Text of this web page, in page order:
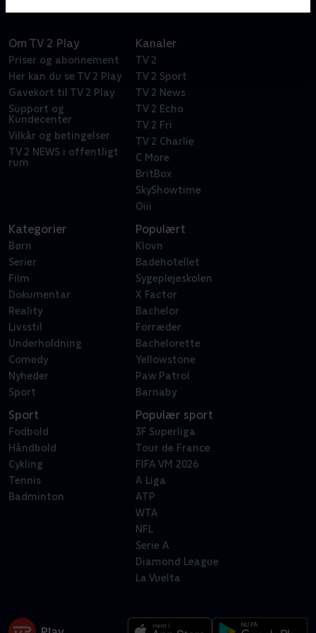
Om TV 2 Play
Priser og abonnement
Her kan du se TV 2 Play
Gavekort til TV 2 Play
Support og
Kundecenter
Vilkår og betingelser
TV 2 NEWS i offentligt
rum
Kanaler
TV 2
TV 2 Sport
TV 2 News
TV 2 Echo
TV 2 Fri
TV 2 Charlie
C More
BritBox
SkyShowtime
Oiii
Kategorier
Børn
Serier
Film
Dokumentar
Reality
Livsstil
Underholdning
Comedy
Nyheder
Sport
Populært
Klovn
Badehotellet
Sygeplejeskolen
X Factor
Bachelor
Forræder
Bachelorette
Yellowstone
Paw Patrol
Barnaby
Sport
Fodbold
Håndbold
Cykling
Tennis
Badminton
Populær sport
3F Superliga
Tour de France
FIFA VM 2026
A Liga
ATP
WTA
NFL
Serie A
Diamond League
La Vuelta